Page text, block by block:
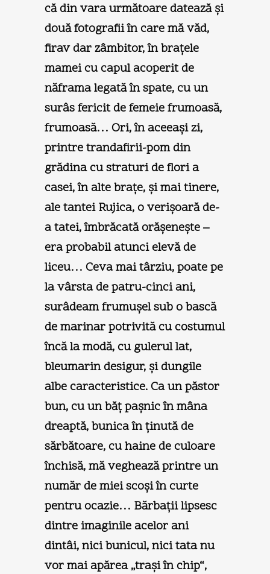
că din vara următoare datează şi
două fotografii în care mă văd,
firav dar zâmbitor, în braţele
mamei cu capul acoperit de
năframa legată în spate, cu un
surâs fericit de femeie frumoasă,
frumoasă… Ori, în aceeaşi zi,
printre trandafirii-pom din
grădina cu straturi de flori a
casei, în alte braţe, şi mai tinere,
ale tantei Rujica, o verişoară de-
a tatei, îmbrăcată orăşeneşte –
era probabil atunci elevă de
liceu… Ceva mai târziu, poate pe
la vârsta de patru-cinci ani,
surâdeam frumuşel sub o bască
de marinar potrivită cu costumul
încă la modă, cu gulerul lat,
bleumarin desigur, şi dungile
albe caracteristice. Ca un păstor
bun, cu un băţ paşnic în mâna
dreaptă, bunica în ţinută de
sărbătoare, cu haine de culoare
închisă, mă veghează printre un
număr de miei scoşi în curte
pentru ocazie… Bărbaţii lipsesc
dintre imaginile acelor ani
dintâi, nici bunicul, nici tata nu
vor mai apărea „traşi în chip“,